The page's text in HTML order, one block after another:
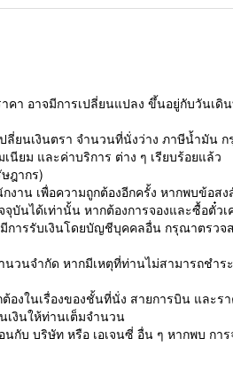
คา อาจมีการเปลี่ยนแปลง ขึ้นอยู่กับวัน
ยนเงินตรา จำนวนที่นั่งว่าง ภาษีน้ำมัน
ยม และค่าบริการ ต่าง ๆ เรียบร้อยแล้ว
ฎากร)
าน เพื่อความถูกต้องอีกครั้ง หากพบข้อสง
บันได้เท่านั้น หากต้องการจองและซื้อตั๋
ารรับเงินโดยบัญชีบุคคลอื่น กรุณาตรวจ
นจำกัด หากมีเหตุที่ท่านไม่สามารถชำร
งในเรื่องของชั้นที่นั่ง สายการบิน และ
เงินให้ท่านเต็มจำนวน
บ บริษัท หรือ เอเจนซี่ อื่น ๆ หากพบ กา